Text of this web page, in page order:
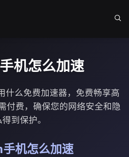
机怎么加速
什么免费加速器，免费畅享高
付费，确保您的网络安全和隐
到保护。
机怎么加速